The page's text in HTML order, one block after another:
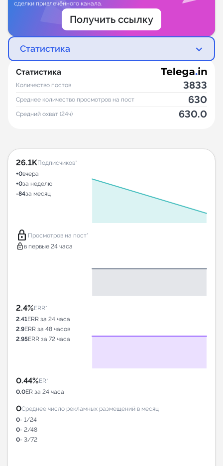
сделки привлечённого канала.
Получить ссылку
Статистика
Статистика
Количество постов 3833
Среднее количество просмотров на пост 630
Средний охват (24ч) 630.0
26.1KПодписчиков*
+0вчера
+0за неделю
-84за месяц
lock Просмотров на пост*
lock в первые 24 часа
2.4%ERR*
2.41ERR за 24 часа
2.9ERR за 48 часов
2.95ERR за 72 часа
0.44%ER*
0.0ER за 24 часа
0Среднее число рекламных размещений в месяц
0- 1/24
0- 2/48
0- 3/72